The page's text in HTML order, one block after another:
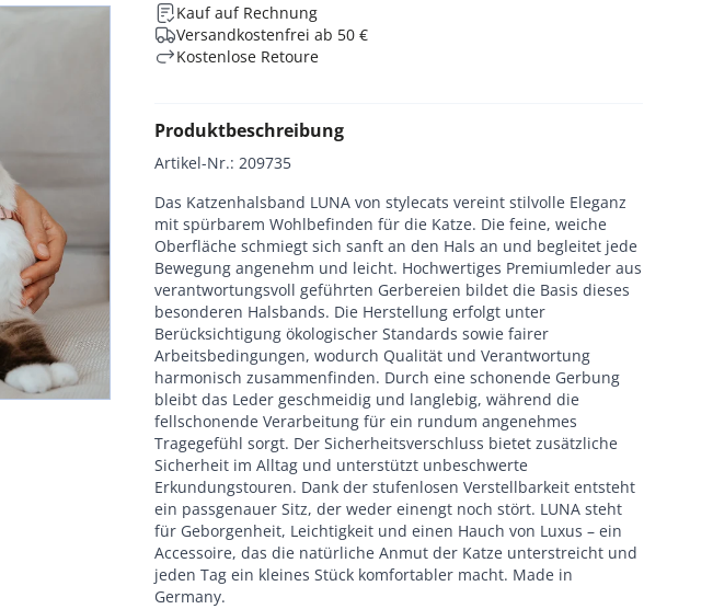
Kauf auf Rechnung
Versandkostenfrei ab 50 €
Kostenlose Retoure
Produktbeschreibung
Artikel-Nr.: 209735
Das Katzenhalsband LUNA von stylecats vereint stilvolle Eleganz
mit spürbarem Wohlbefinden für die Katze. Die feine, weiche
Oberfläche schmiegt sich sanft an den Hals an und begleitet jede
Bewegung angenehm und leicht. Hochwertiges Premiumleder aus
verantwortungsvoll geführten Gerbereien bildet die Basis dieses
besonderen Halsbands. Die Herstellung erfolgt unter
Berücksichtigung ökologischer Standards sowie fairer
Arbeitsbedingungen, wodurch Qualität und Verantwortung
harmonisch zusammenfinden. Durch eine schonende Gerbung
bleibt das Leder geschmeidig und langlebig, während die
fellschonende Verarbeitung für ein rundum angenehmes
Tragegefühl sorgt. Der Sicherheitsverschluss bietet zusätzliche
Sicherheit im Alltag und unterstützt unbeschwerte
Erkundungstouren. Dank der stufenlosen Verstellbarkeit entsteht
ein passgenauer Sitz, der weder einengt noch stört. LUNA steht
für Geborgenheit, Leichtigkeit und einen Hauch von Luxus – ein
Accessoire, das die natürliche Anmut der Katze unterstreicht und
jeden Tag ein kleines Stück komfortabler macht. Made in
Germany.